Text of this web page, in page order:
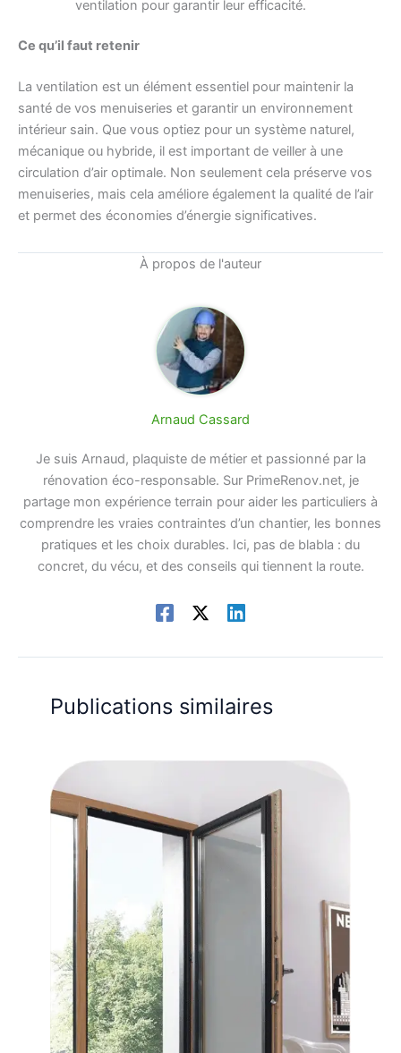
ventilation pour garantir leur efficacité.
Ce qu’il faut retenir
La ventilation est un élément essentiel pour maintenir la
santé de vos menuiseries et garantir un environnement
intérieur sain. Que vous optiez pour un système naturel,
mécanique ou hybride, il est important de veiller à une
circulation d’air optimale. Non seulement cela préserve vos
menuiseries, mais cela améliore également la qualité de l’air
et permet des économies d’énergie significatives.
À propos de l'auteur
Arnaud Cassard
Je suis Arnaud, plaquiste de métier et passionné par la
rénovation éco-responsable. Sur PrimeRenov.net, je
partage mon expérience terrain pour aider les particuliers à
comprendre les vraies contraintes d’un chantier, les bonnes
pratiques et les choix durables. Ici, pas de blabla : du
concret, du vécu, et des conseils qui tiennent la route.
Publications similaires